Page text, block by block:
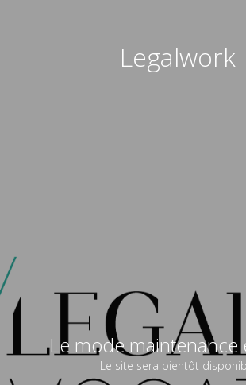
Legalwork
Le mode maintenance
Le site sera bientôt